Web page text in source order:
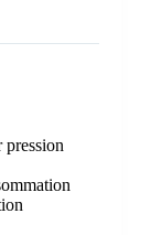
pression